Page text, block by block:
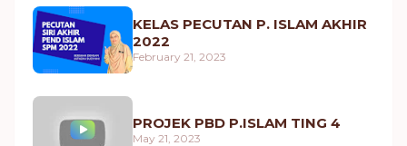
KELAS PECUTAN P. ISLAM AKHIR
2022
February 21, 2023
PROJEK PBD P.ISLAM TING 4
May 21, 2023